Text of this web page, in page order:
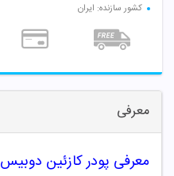
کشور سازنده: ایران
معرفی
معرفی پودر کازئین دوبیس